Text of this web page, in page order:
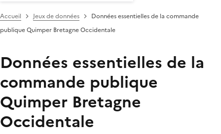
Accueil Jeux de données
Données essentielles de la commande
publique Quimper Bretagne Occidentale
Données essentielles de la
commande publique
Quimper Bretagne
Occidentale